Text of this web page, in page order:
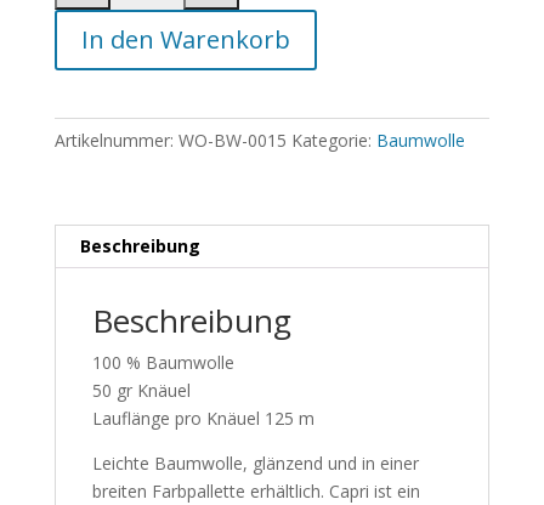
In den Warenkorb
Artikelnummer: WO-BW-0015 Kategorie: Baumwolle
Beschreibung
Beschreibung
100 % Baumwolle
50 gr Knäuel
Lauflänge pro Knäuel 125 m
Leichte Baumwolle, glänzend und in einer
breiten Farbpallette erhältlich. Capri ist ein